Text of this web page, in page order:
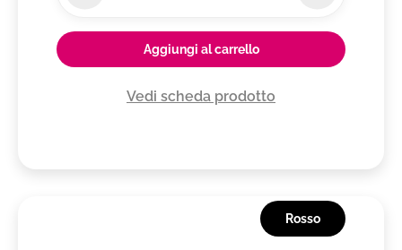
Aggiungi al carrello
Vedi scheda prodotto
Rosso